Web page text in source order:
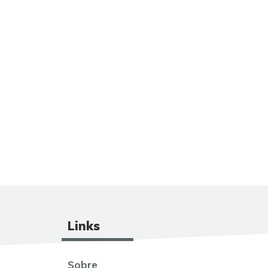
Links
Sobre